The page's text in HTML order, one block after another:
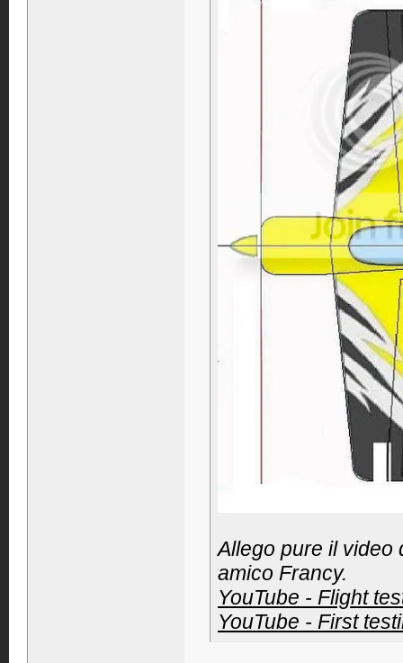
Allego pure il video
amico Francy.
YouTube - Flight
YouTube - First